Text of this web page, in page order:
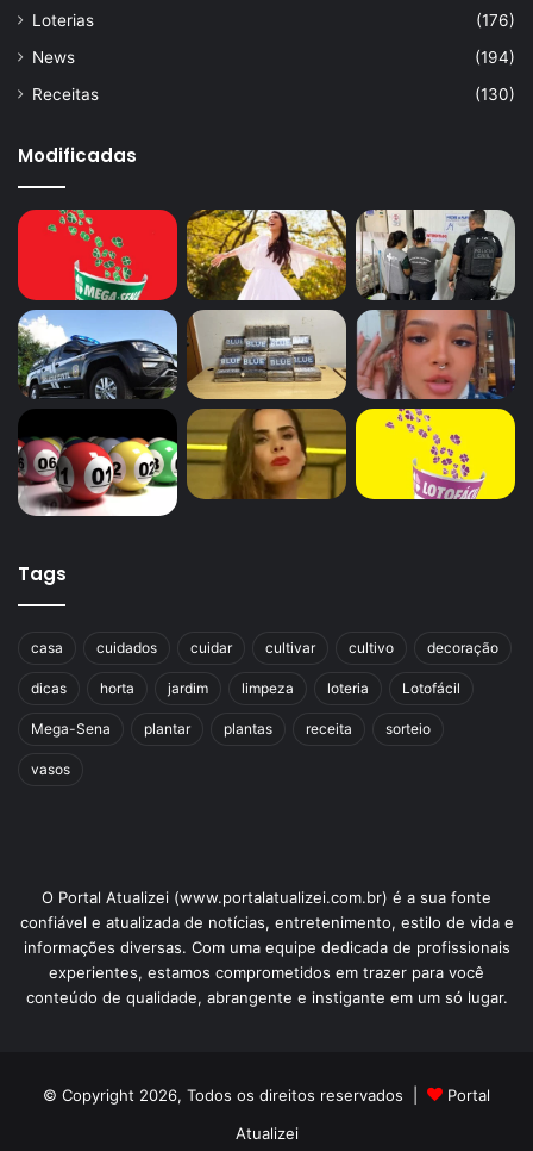
Loterias
(176)
News
(194)
Receitas
(130)
Modificadas
Tags
casa cuidados cuidar cultivar cultivo decoração
dicas horta jardim limpeza loteria Lotofácil
Mega-Sena plantar plantas receita sorteio
vasos
O Portal Atualizei (www.portalatualizei.com.br) é a sua fonte
confiável e atualizada de notícias, entretenimento, estilo de vida e
informações diversas. Com uma equipe dedicada de profissionais
experientes, estamos comprometidos em trazer para você
conteúdo de qualidade, abrangente e instigante em um só lugar.
© Copyright 2026, Todos os direitos reservados |
Portal
Atualizei